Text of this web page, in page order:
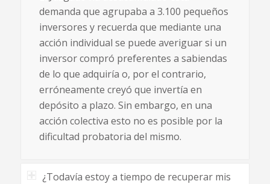
demanda que agrupaba a 3.100 pequeños
inversores y recuerda que mediante una
acción individual se puede averiguar si un
inversor compró preferentes a sabiendas
de lo que adquiría o, por el contrario,
erróneamente creyó que invertía en
depósito a plazo. Sin embargo, en una
acción colectiva esto no es posible por la
dificultad probatoria del mismo.
¿Todavía estoy a tiempo de recuperar mis